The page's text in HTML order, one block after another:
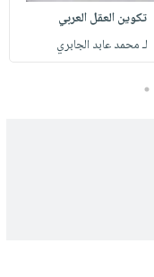
تكوين العقل العربي
لـ محمد عابد الجابري
5